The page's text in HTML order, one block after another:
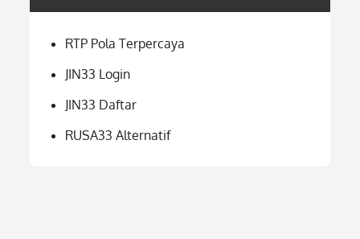
RTP Pola Terpercaya
JIN33 Login
JIN33 Daftar
RUSA33 Alternatif